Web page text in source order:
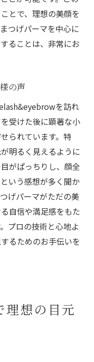
とで、理想の美顔を
つげパーマを中心に
ることは、非常にお
の声
を訪れ
受けた後に顕著な小
られています。特
明るく見えるように
がぱっちりし、顔全
いう感想が多く聞か
げパーマがただの美
自信や満足感をもた
プロの技術と心地よ
るためのお手伝いを
理想の目元